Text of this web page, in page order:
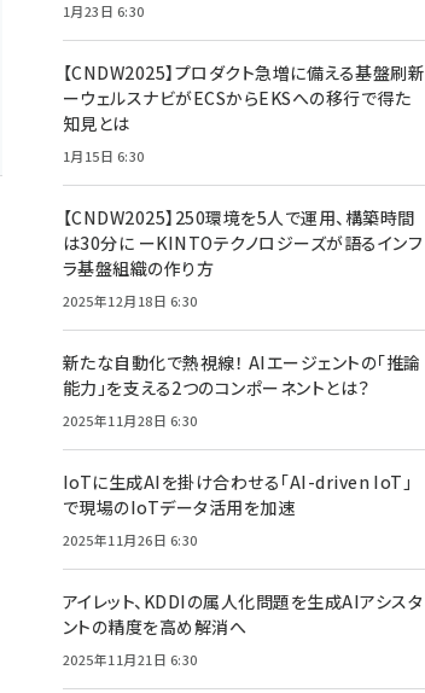
1月23日 6:30
【CNDW2025】プロダクト急増に備える基盤刷新
ーウェルスナビがECSからEKSへの移行で得た
知見とは
1月15日 6:30
【CNDW2025】250環境を5人で運用、構築時間
は30分に ーKINTOテクノロジーズが語るインフ
ラ基盤組織の作り方
2025年12月18日 6:30
新たな自動化で熱視線！ AIエージェントの「推論
能力」を支える2つのコンポーネントとは？
2025年11月28日 6:30
IoTに生成AIを掛け合わせる「AI-driven IoT」
で現場のIoTデータ活用を加速
2025年11月26日 6:30
アイレット、KDDIの属人化問題を生成AIアシスタ
ントの精度を高め解消へ
2025年11月21日 6:30